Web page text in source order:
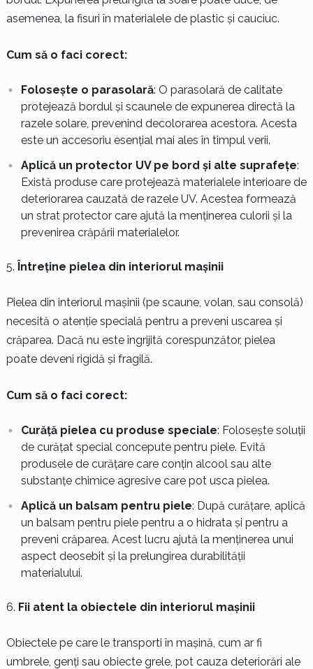
asemenea, la fisuri în materialele de plastic și cauciuc.
Cum să o faci corect:
Folosește o parasolară: O parasolară de calitate
protejează bordul și scaunele de expunerea directă la
razele solare, prevenind decolorarea acestora. Acesta
este un accesoriu esențial mai ales în timpul verii.
Aplică un protector UV pe bord și alte suprafețe:
Există produse care protejează materialele interioare de
deteriorarea cauzată de razele UV. Acestea formează
un strat protector care ajută la menținerea culorii și la
prevenirea crăpării materialelor.
Întreține pielea din interiorul mașinii
Pielea din interiorul mașinii (pe scaune, volan, sau consolă)
necesită o atenție specială pentru a preveni uscarea și
crăparea. Dacă nu este îngrijită corespunzător, pielea
poate deveni rigidă și fragilă.
Cum să o faci corect:
Curăță pielea cu produse speciale: Folosește soluții
de curățat special concepute pentru piele. Evită
produsele de curățare care conțin alcool sau alte
substanțe chimice agresive care pot usca pielea.
Aplică un balsam pentru piele: După curățare, aplică
un balsam pentru piele pentru a o hidrata și pentru a
preveni crăparea. Acest lucru ajută la menținerea unui
aspect deosebit și la prelungirea durabilității
materialului.
Fii atent la obiectele din interiorul mașinii
Obiectele pe care le transporti în mașină, cum ar fi
umbrele, genți sau obiecte grele, pot cauza deteriorări ale